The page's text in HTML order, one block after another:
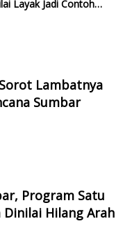
Layak Jadi Contoh
Lambatnya
Sumbar
Program Satu
Dinilai Hilang Arah